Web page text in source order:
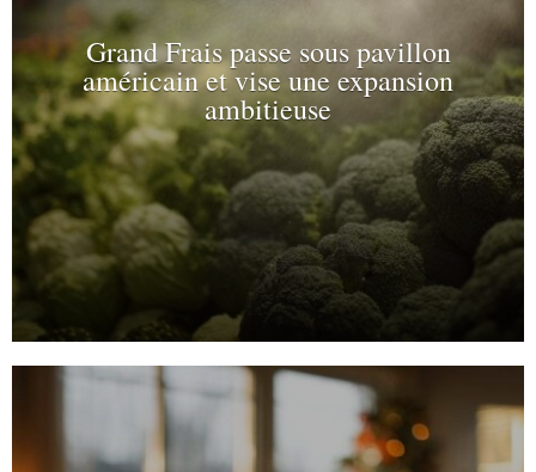
Grand Frais passe sous pavillon
américain et vise une expansion
ambitieuse